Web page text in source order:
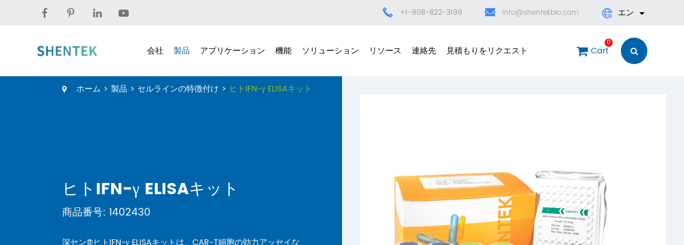
+1-908-822-3199 info@shentekbio.com
エン
Español
العربية
会社 製品 アプリケーション 機能 ソリューション リソース 連絡先 見積もりをリクエスト Cart
0
ホーム 製品 セルラインの特徴付け ヒトIFN-γ ELISAキット
ヒトIFN-γ ELISAキット
商品番号: 1402430